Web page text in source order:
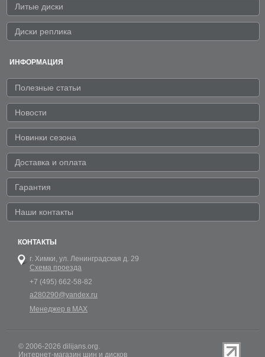
Литые диски
Диски реплика
ИНФОРМАЦИЯ
Полезные статьи
Новости
Новинки сезона
Доставка и оплата
Гарантия
Наши контакты
КОНТАКТЫ
г. Химки, ул. Ленинградская д. 29
Схема проезда
+7 (495) 662-58-82
a280290@yandex.ru
Менеджер в MAX
© 2006-2026 dilijans.org.
Интернет-магазин шин и дисков